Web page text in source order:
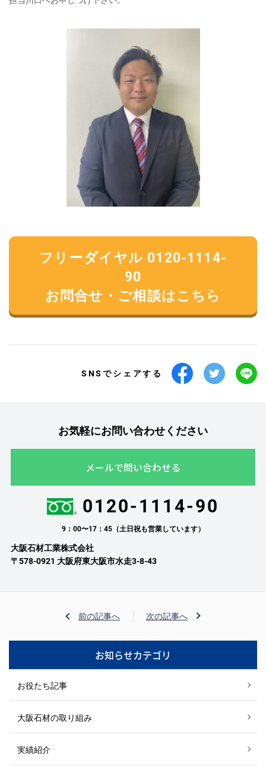
フリーダイヤル 0120-1114-
90
お問合せ・ご相談はこちら
SNSでシェアする
お気軽にお問い合わせください
メールで問い合わせる
0120-1114-90
9：00〜17：45（土日祝も営業しています）
大阪石材工業株式会社
〒578-0921 大阪府東大阪市水走3-8-43
前の記事へ 次の記事へ
お知らせカテゴリ
お役たち記事
大阪石材の取り組み
実績紹介